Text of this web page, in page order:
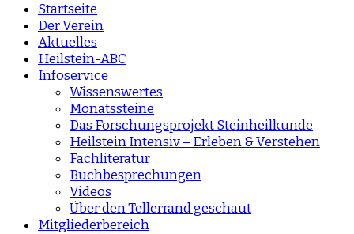
Startseite
Der Verein
Aktuelles
Heilstein-ABC
Infoservice
Wissenswertes
Monatssteine
Das Forschungsprojekt Steinheilkunde
Heilstein Intensiv – Erleben & Verstehen
Fachliteratur
Buchbesprechungen
Videos
Über den Tellerrand geschaut
Mitgliederbereich